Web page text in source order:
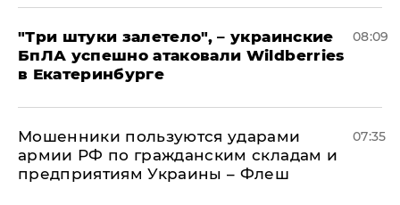
"Три штуки залетело", – украинские
БпЛА успешно атаковали Wildberries
в Екатеринбурге
08:09
Мошенники пользуются ударами
армии РФ по гражданским складам и
предприятиям Украины – Флеш
07:35